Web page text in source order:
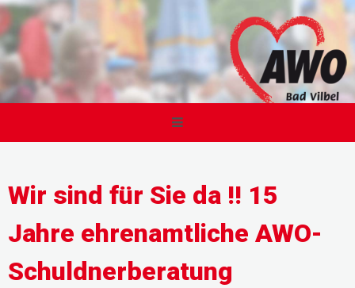
Wir sind für Sie da !! 15
Jahre ehrenamtliche AWO-
Schuldnerberatung